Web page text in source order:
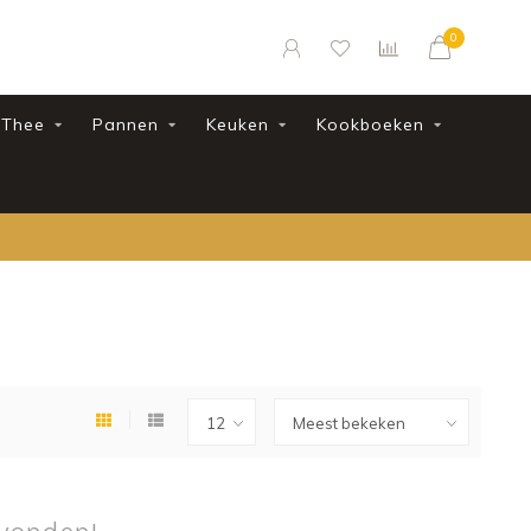
0
Thee Pannen Keuken Kookboeken